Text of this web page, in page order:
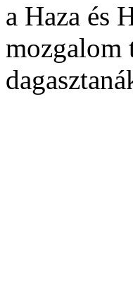
a Haza és
mozgalom